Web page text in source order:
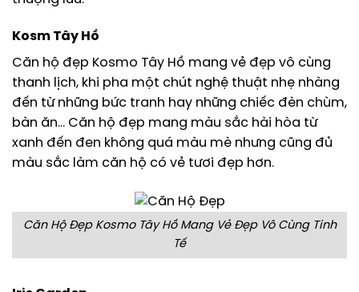
Kosm Tây Hồ
Căn hộ đẹp Kosmo Tây Hồ mang vẻ đẹp vô cùng
thanh lịch, khi pha một chút nghệ thuật nhẹ nhàng
đến từ những bức tranh hay những chiếc đèn chùm,
bàn ăn… Căn hộ đẹp mang màu sắc hài hòa từ
xanh đến đen không quá màu mè nhưng cũng đủ
màu sắc làm căn hộ có vẻ tươi đẹp hơn.
Căn Hộ Đẹp Kosmo Tây Hồ Mang Vẻ Đẹp Vô Cùng Tinh
Tế